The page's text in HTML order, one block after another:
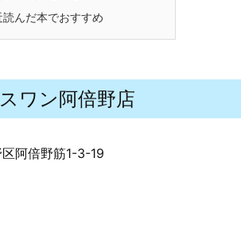
読んだ本でおすすめ
ワン阿倍野店
阿倍野筋1-3-19